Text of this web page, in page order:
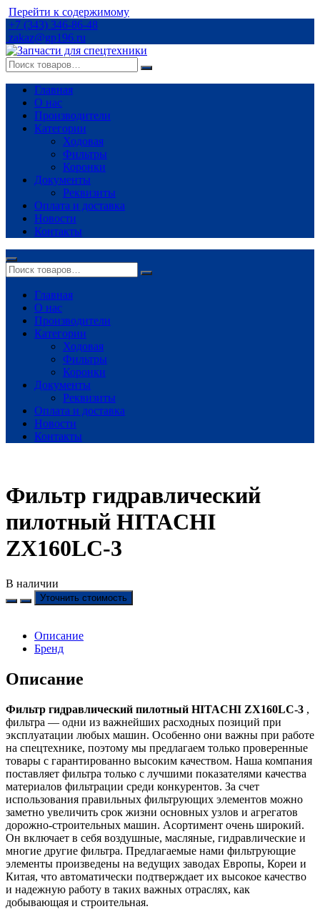
Перейти к содержимому
+7 (343) 346-86-48
zakaz@gp196.ru
Главная
О нас
Производители
Категории
Ходовая
Фильтры
Коронки
Документы
Реквизиты
Оплата и доставка
Новости
Контакты
Главная
О нас
Производители
Категории
Ходовая
Фильтры
Коронки
Документы
Реквизиты
Оплата и доставка
Новости
Контакты
Фильтр гидравлический
пилотный HITACHI
ZX160LC-3
В наличии
Уточнить стоимость
Описание
Бренд
Описание
Фильтр гидравлический пилотный HITACHI ZX160LC-3 ,
фильтра — одни из важнейших расходных позиций при
эксплуатации любых машин. Особенно они важны при работе
на спецтехнике, поэтому мы предлагаем только проверенные
товары с гарантированно высоким качеством. Наша компания
поставляет фильтра только с лучшими показателями качества
материалов фильтрации среди конкурентов. За счет
использования правильных фильтрующих элементов можно
заметно увеличить срок жизни основных узлов и агрегатов
дорожно-строительных машин. Асортимент очень широкий.
Он включает в себя воздушные, масляные, гидравлические и
многие другие фильтра. Предлагаемые нами фильтрующие
элементы произведены на ведущих заводах Европы, Кореи и
Китая, что автоматически подтверждает их высокое качество
и надежную работу в таких важных отраслях, как
добывающая и строительная.